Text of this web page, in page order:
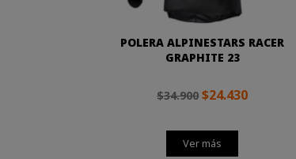
POLERA ALPINESTARS RACER
GRAPHITE 23
$34.900 $24.430
Ver más